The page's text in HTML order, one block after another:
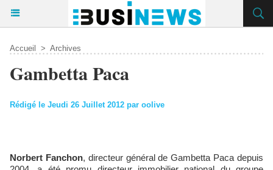
Accueil > Archives
Gambetta Paca
Rédigé le Jeudi 26 Juillet 2012 par oolive
Norbert Fanchon, directeur général de Gambetta Paca depuis